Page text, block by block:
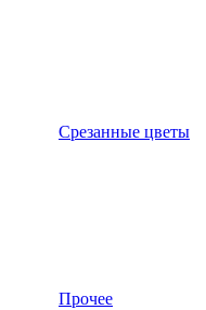
Срезанные цветы
Прочее